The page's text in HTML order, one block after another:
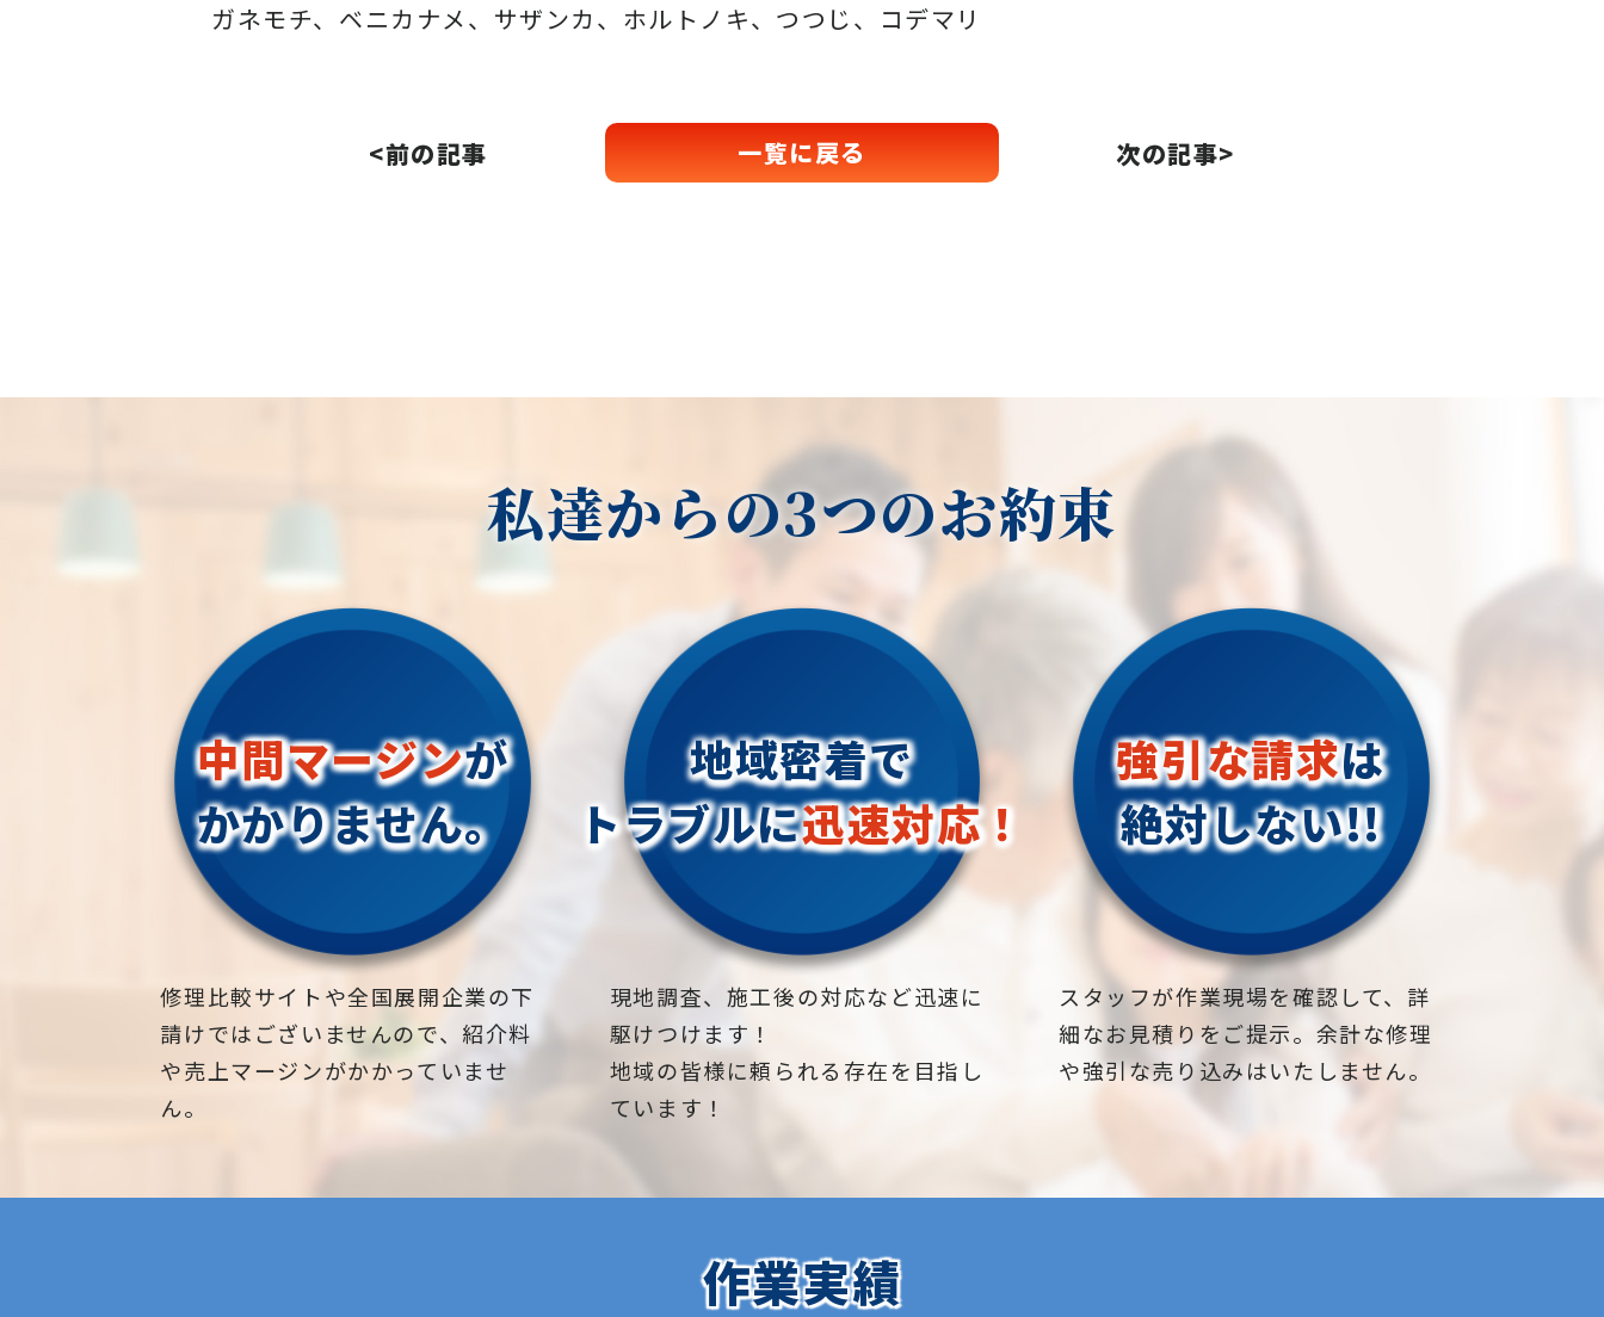
ガネモチ、ベニカナメ、サザンカ、ホルトノキ、 つつじ、コデマリ
<前の記事 一覧に戻る 次の記事>
私達からの3つのお約束
中間マージンが
かかりません。
修理比較サイトや全国展開企業の下
請けではございませんので、紹介料
や売上マージンがかかっていませ
ん。
地域密着で
トラブルに迅速対応！
現地調査、施工後の対応など迅速に
駆けつけます！
地域の皆様に頼られる存在を目指し
ています！
強引な請求は
絶対しない!!
スタッフが作業現場を確認して、詳
細なお見積りをご提示。余計な修理
や強引な売り込みはいたしません。
作業実績